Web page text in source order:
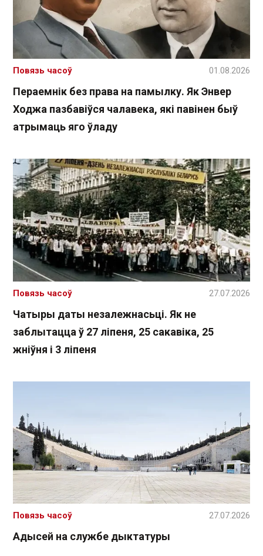
Пераемнік без права на памылку. Як Энвер
Ходжа пазбавіўся чалавека, які павінен быў
атрымаць яго ўладу
Повязь часоў 01.08.2026
Чатыры даты незалежнасьці. Як не
заблытацца ў 27 ліпеня, 25 сакавіка, 25
жніўня і 3 ліпеня
Повязь часоў 27.07.2026
Адысей на службе дыктатуры
Повязь часоў 27.07.2026